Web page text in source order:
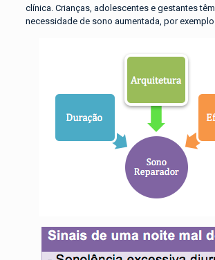
clínica. Crianças, adolescentes e gestantes
necessidade de sono aumentada, por exemplo.